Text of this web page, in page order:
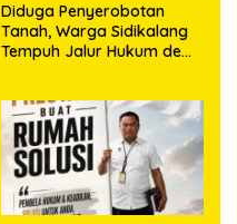
Diduga Penyerobotan
Tanah, Warga Sidikalang
Tempuh Jalur Hukum demi